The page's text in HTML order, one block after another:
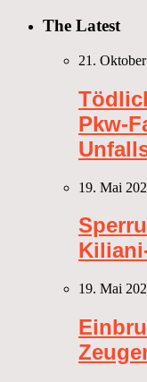
The Latest
21.
Pkw-
19. Mai
19. Mai